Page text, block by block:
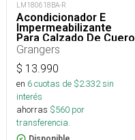
LM180618BA-R
Acondicionador E
Impermeabilizante
Para Calzado De Cuero
75 Ml
Grangers
$ 13.990
en 6cuotas de $2.332sin
interés
ahorras $560 por
transferencia.